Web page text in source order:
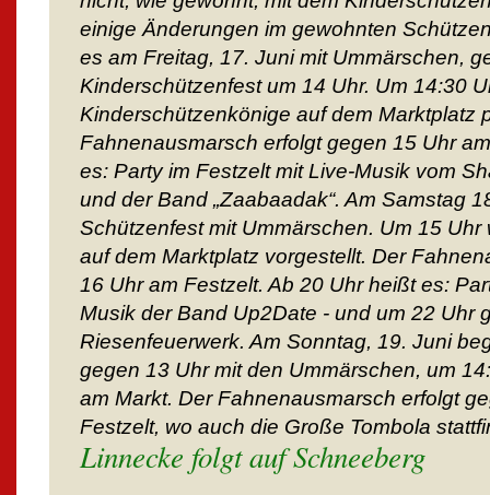
einige Änderungen im gewohnten
es am Freitag, 17. Juni mit Ummärschen,
Kinderschützenfest um 14 Uhr. Um 14:30
Kinderschützenkönige auf dem Marktplatz
Fahnenausmarsch erfolgt gegen 15 Uhr
es: Party im Festzelt mit Live-Musik vom
und der Band „Zaabaadak“. Am Samstag
Schützenfest mit Ummärschen. Um 15
auf dem Marktplatz vorgestellt. Der
16 Uhr am Festzelt. Ab 20 Uhr heißt es:
Musik der Band Up2Date - und um 22 Uhr
Riesenfeuerwerk. Am Sonntag, 19. Juni
gegen 13 Uhr mit den Ummärschen, um
am Markt. Der Fahnenausmarsch erfolgt
Festzelt, wo auch die Große Tombola
Linnecke folgt auf Schneeberg